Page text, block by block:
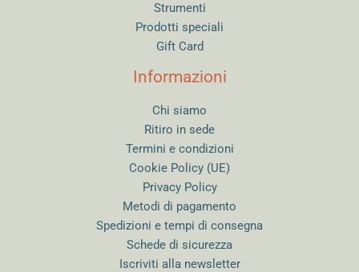
Strumenti
Prodotti speciali
Gift Card
Informazioni
Chi siamo
Ritiro in sede
Termini e condizioni
Cookie Policy (UE)
Privacy Policy
Metodi di pagamento
Spedizioni e tempi di consegna
Schede di sicurezza
Iscriviti alla newsletter